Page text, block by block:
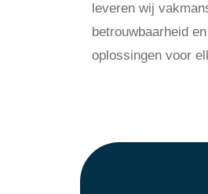
leveren wij
betrouwbaarheid
oplossingen voor